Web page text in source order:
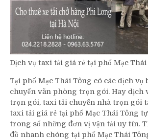
Dịch vụ taxi tải giá rẻ tại phố Mạc Thái
Tại phố Mạc Thái Tông có các dịch vụ
chuyển văn phòng trọn gói. Hay dịch
trọn gói, taxi tải chuyển nhà trọn gói
taxi tải giá rẻ tại phố Mạc Thái Tông
trong số những đơn vị vận tải uy tín.
đồ nhanh chóng tại phố Mạc Thái